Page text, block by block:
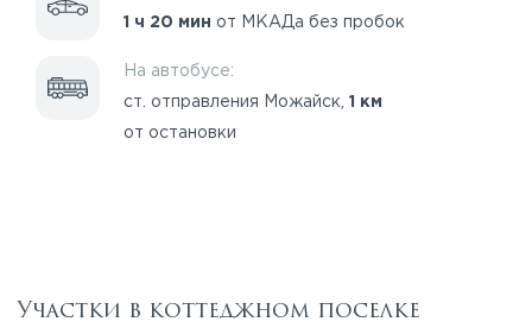
1 ч 20 мин от МКАДа без пробок
На автобусе:
ст. отправления Можайск, 1 км
от остановки
Участки в коттеджном поселке